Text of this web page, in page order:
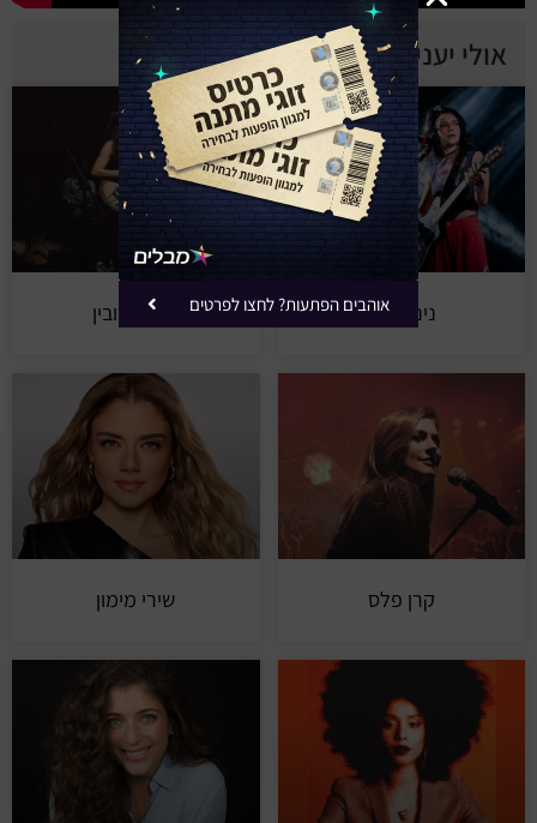
אולי יעניין אותך
נינט טייב דניאל רובין
קרן פלס שירי מימון
אוהבים הפתעות? לחצו לפרטים